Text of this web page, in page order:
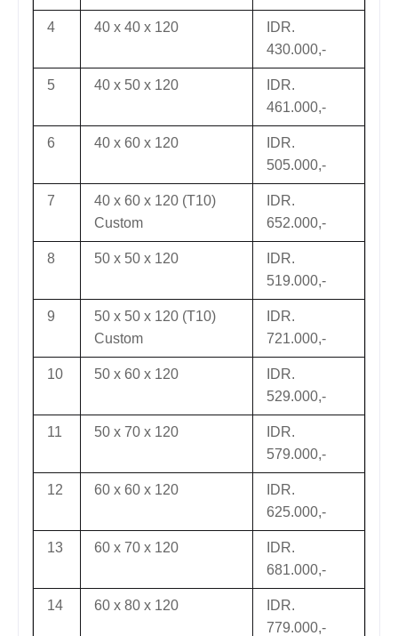
4 40 x 40 x 120
IDR.
430.000,-
5 40 x 50 x 120
IDR.
461.000,-
6 40 x 60 x 120
IDR.
505.000,-
7
40 x 60 x 120 (T10)
Custom
IDR.
652.000,-
8 50 x 50 x 120
IDR.
519.000,-
9
50 x 50 x 120 (T10)
Custom
IDR.
721.000,-
10 50 x 60 x 120
IDR.
529.000,-
11 50 x 70 x 120
IDR.
579.000,-
12 60 x 60 x 120
IDR.
625.000,-
13 60 x 70 x 120
IDR.
681.000,-
14 60 x 80 x 120
IDR.
779.000,-